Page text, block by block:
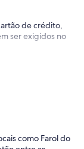
de crédito,
ser exigidos no
como Farol do